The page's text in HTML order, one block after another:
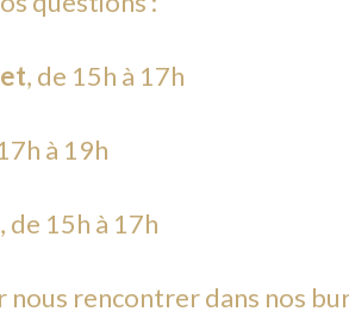
, de 15h à 17h
à 19h
, de 15h à 17h
nous rencontrer dans nos